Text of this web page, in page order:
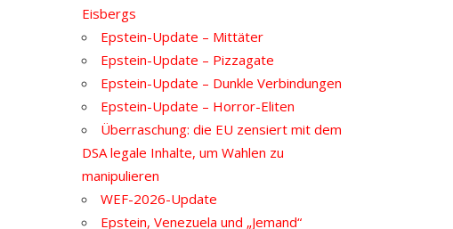
Eisbergs
Epstein-Update – Mittäter
Epstein-Update – Pizzagate
Epstein-Update – Dunkle Verbindungen
Epstein-Update – Horror-Eliten
Überraschung: die EU zensiert mit dem
DSA legale Inhalte, um Wahlen zu
manipulieren
WEF-2026-Update
Epstein, Venezuela und „Jemand“